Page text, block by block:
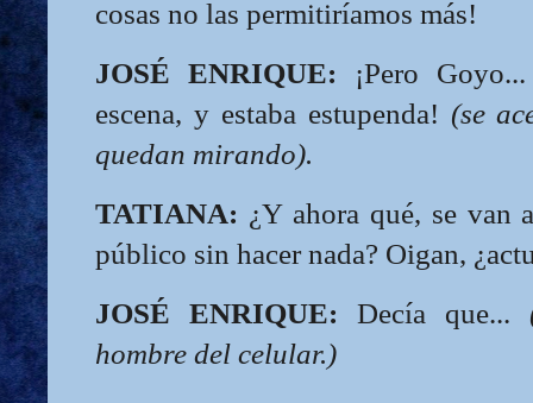
cosas no las permitiríamos más!
JOSÉ ENRIQUE: ¡Pero
escena, y estaba estupenda! (se
quedan mirando).
TATIANA: ¿Y ahora qué, se van
público sin hacer nada? Oigan,
JOSÉ ENRIQUE: Decía que...
hombre del celular.)